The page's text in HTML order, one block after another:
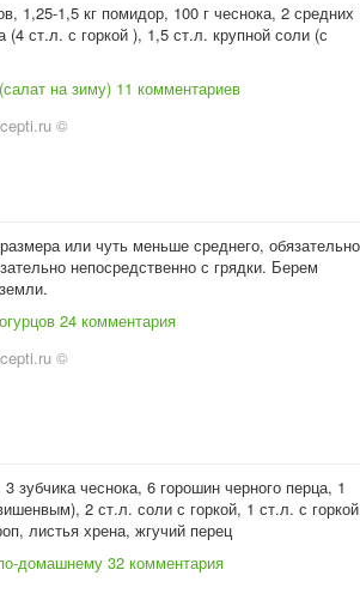
1,25-1,5 кг помидор, 100 г чеснока, 2 средних
(4 ст.л. с горкой ), 1,5 ст.л. крупной соли (с
на зиму) 11 комментариев
©
или чуть меньше среднего, обязательно
непосредственно с грядки. Берем
24 комментария
©
зубчика чеснока, 6 горошин черного перца, 1
2 ст.л. соли с горкой, 1 ст.л. с горкой
листья хрена, жгучий перец
домашнему 32 комментария